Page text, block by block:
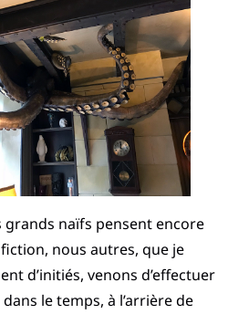
grands naïfs pensent encore
fiction, nous autres, que je
d’initiés, venons d’effectuer
le temps, à l’arrière de